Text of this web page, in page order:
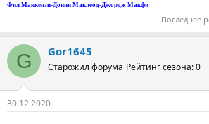
Фил Маккензи-Донни Маклеод-Джордж Макфи
Последнее
G Gor1645
Старожил форума Рейтинг сезона: 0
30.12.2020